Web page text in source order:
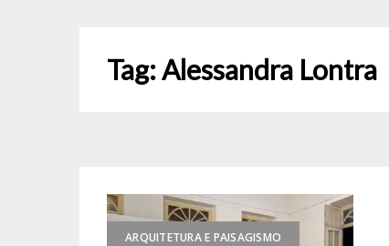
Tag:Alessandra Lontra
ARQUITETURA E PAISAGISMO